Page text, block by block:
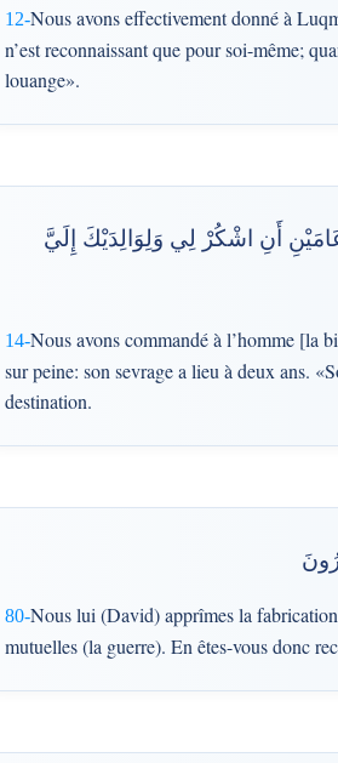
12-Nous avons effectivement donné à
n’est reconnaissant que pour soi-même;
louange».
أَنِ اشْكُرْ لِي وَلِوَالِدَيْكَ إِلَيَّ
14-Nous avons commandé à l’homme [la
sur peine: son sevrage a lieu à deux ans.
destination.
80-Nous lui (David) apprîmes la
mutuelles (la guerre). En êtes-vous donc